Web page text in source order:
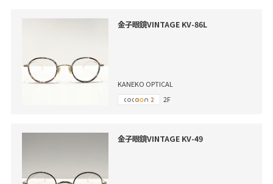
金子眼鏡VINTAGE KV-86L
KANEKO OPTICAL
2F
金子眼鏡VINTAGE KV-49